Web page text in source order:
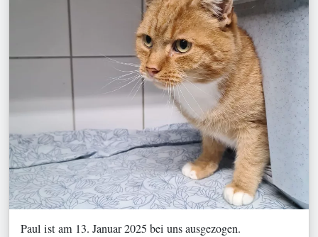
Paul ist am 13. Januar 2025 bei uns ausgezogen.